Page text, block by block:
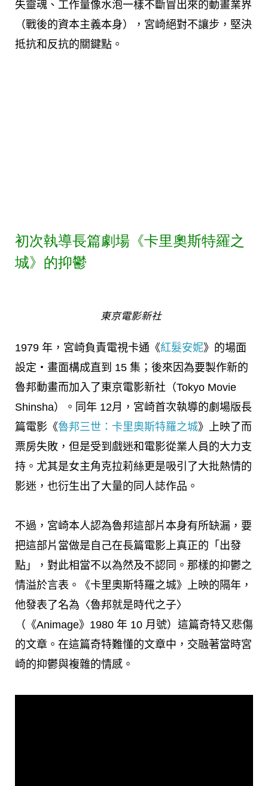
失靈魂、工作量像水泡一樣不斷冒出來的動畫業界
（戰後的資本主義本身），宮崎絕對不讓步，堅決
抵抗和反抗的關鍵點。
初次執導長篇劇場《卡里奧斯特羅之
城》的抑鬱
東京電影新社
1979 年，宮崎負責電視卡通《紅髮安妮》的場面
設定・畫面構成直到 15 集；後來因為要製作新的
魯邦動畫而加入了東京電影新社（Tokyo Movie
Shinsha）。同年 12月，宮崎首次執導的劇場版長
篇電影《魯邦三世：卡里奧斯特羅之城》上映了而
票房失敗，但是受到戲迷和電影從業人員的大力支
持。尤其是女主角克拉莉絲更是吸引了大批熱情的
影迷，也衍生出了大量的同人誌作品。
不過，宮崎本人認為魯邦這部片本身有所缺漏，要
把這部片當做是自己在長篇電影上真正的「出發
點」，對此相當不以為然及不認同。那樣的抑鬱之
情溢於言表。《卡里奧斯特羅之城》上映的隔年，
他發表了名為〈魯邦就是時代之子〉
（《Animage》1980 年 10 月號）這篇奇特又悲傷
的文章。在這篇奇特難懂的文章中，交融著當時宮
崎的抑鬱與複雜的情感。